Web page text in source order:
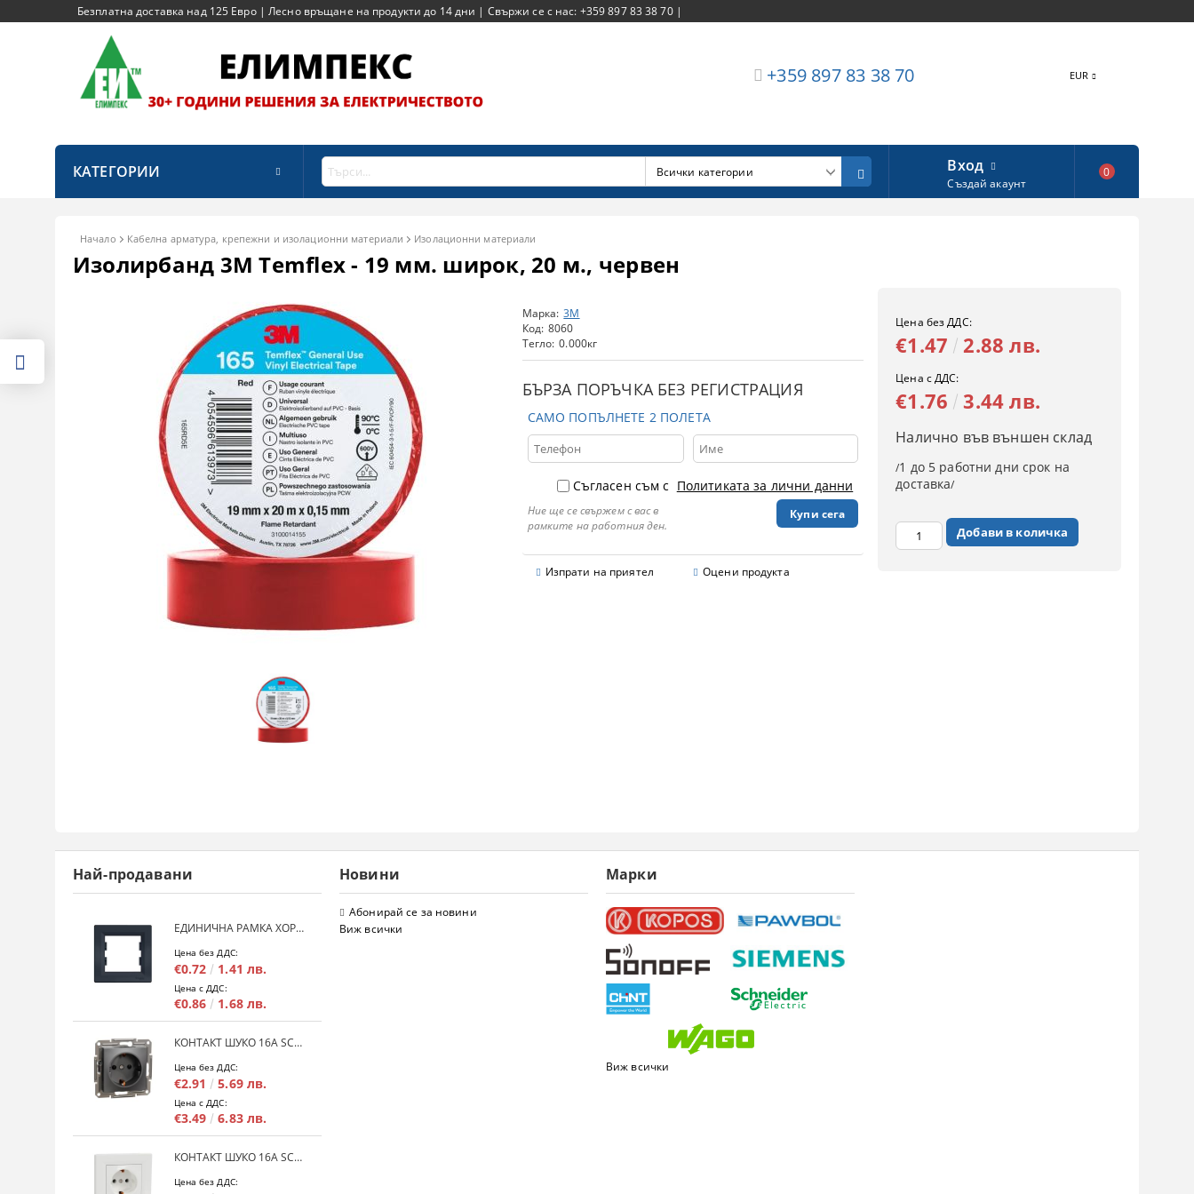
Безплатна доставка над 125 Евро | Лесно връщане на продукти до 14 дни | Свържи се с нас: +359 897 83 38 70 |
+359 897 83 38 70 EUR
КАТЕГОРИИ Вход
Създай акаунт
0
Начало Кабелна арматура, крепежни и изолационни материали Изолационни материали
Изолирбанд 3M Temflex - 19 мм. широк, 20 м., червен
Марка: 3M
Код: 8060
Тегло: 0.000кг
БЪРЗА ПОРЪЧКА БЕЗ РЕГИСТРАЦИЯ
САМО ПОПЪЛНЕТЕ 2 ПОЛЕТА
Съгласен съм с Политиката за лични данни
Ние ще се свържем с вас в
рамките на работния ден.
Изпрати на приятел Оцени продукта
Цена без ДДС:
€1.47 2.88 лв.
Цена с ДДС:
€1.76 3.44 лв.
Налично във външен склад
/1 до 5 работни дни срок на
доставка/
Най-продавани
ЕДИНИЧНА РАМКА ХОРИЗОНТАЛНА SCHNEIDER ASFORA EPH5800171 - АНТРАЦИТ
Цена без ДДС:
€0.72 1.41 лв.
Цена с ДДС:
€0.86 1.68 лв.
КОНТАКТ ШУКО 16A SCHNEIDER ASFORA EPH2900171 - АНРАЦИТ
Цена без ДДС:
€2.91 5.69 лв.
Цена с ДДС:
€3.49 6.83 лв.
КОНТАКТ ШУКО 16A SCHNEIDER ASFORA EPH2900121 - БЯЛ
Цена без ДДС:
Новини
Абонирай се за новини
Виж всички
Марки
Виж всички